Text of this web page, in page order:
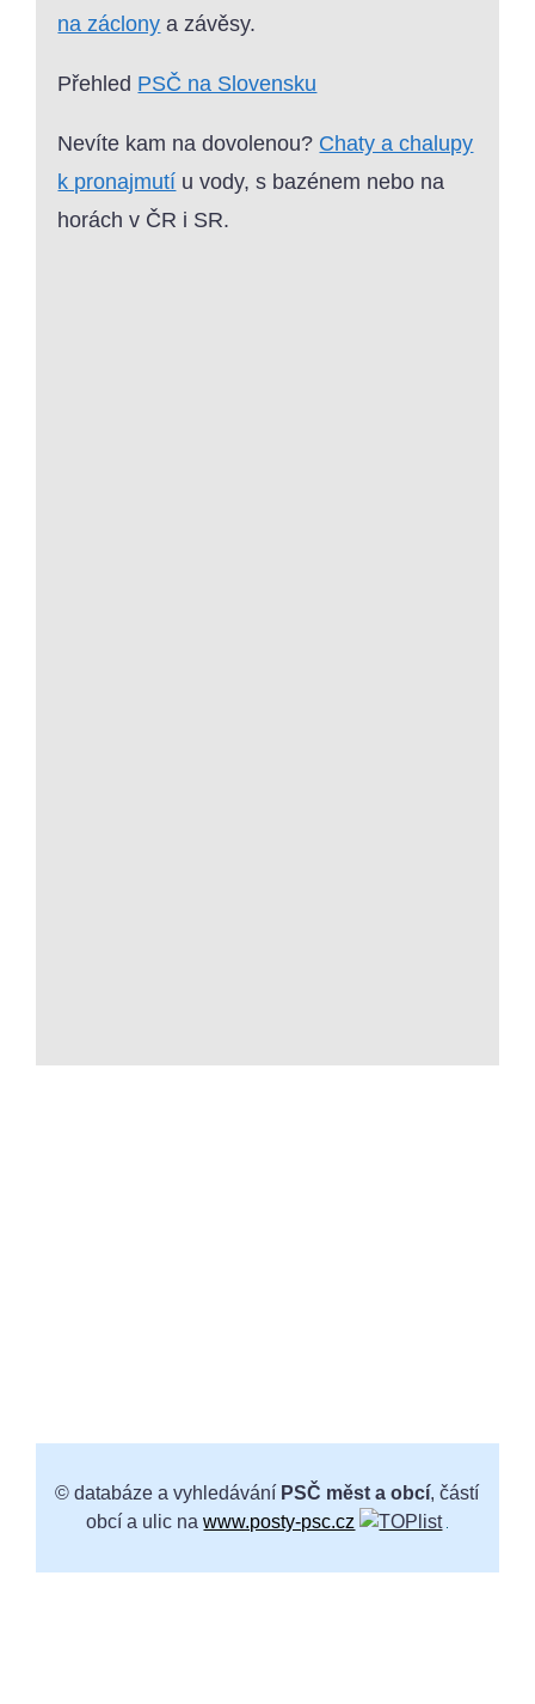
na záclony a závěsy.
Přehled PSČ na Slovensku
Nevíte kam na dovolenou? Chaty a chalupy
k pronajmutí u vody, s bazénem nebo na
horách v ČR i SR.
© databáze a vyhledávání PSČ měst a obcí, částí
obcí a ulic nawww.posty-psc.cz